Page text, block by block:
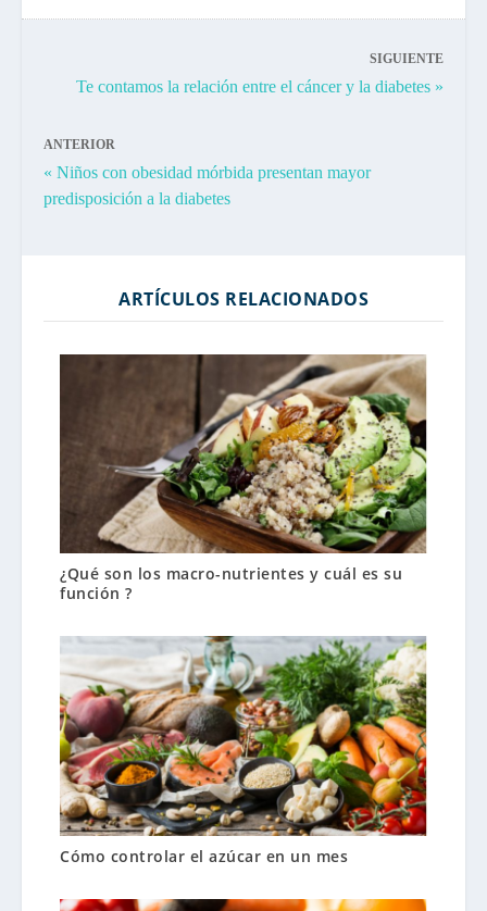
SIGUIENTE
Te contamos la relación entre el cáncer y la diabetes »
ANTERIOR
« Niños con obesidad mórbida presentan mayor
predisposición a la diabetes
ARTÍCULOS RELACIONADOS
¿Qué son los macro-nutrientes y cuál es su
función ?
Cómo controlar el azúcar en un mes